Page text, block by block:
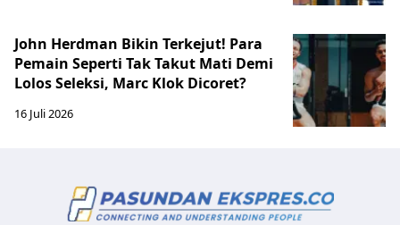
John Herdman Bikin Terkejut! Para
Pemain Seperti Tak Takut Mati Demi
Lolos Seleksi, Marc Klok Dicoret?
16 Juli 2026